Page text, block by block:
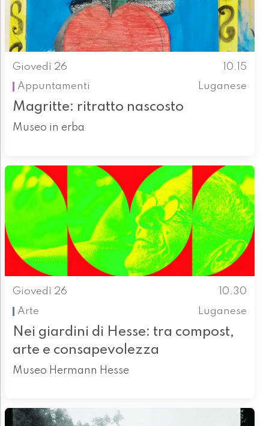
Giovedì 26
10.15
Appuntamenti
Luganese
Magritte: ritratto nascosto
Museo in erba
Giovedì 26
10.30
Arte
Luganese
Nei giardini di Hesse: tra compost,
arte e consapevolezza
Museo Hermann Hesse